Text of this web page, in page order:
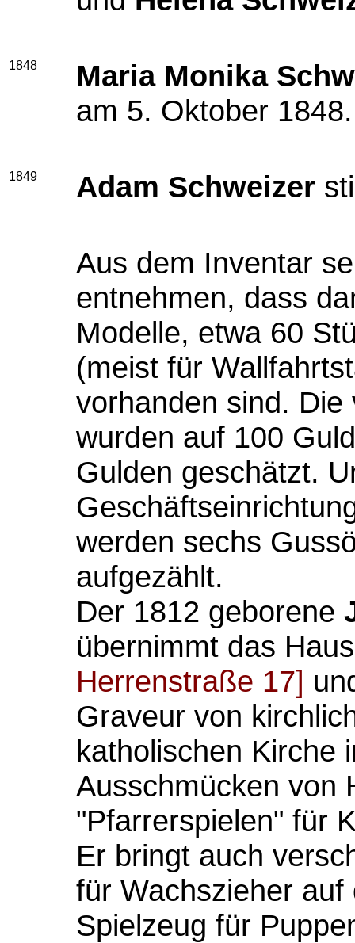
1848
Maria Monika
am 5. Oktober 1848.
1849 Adam Schweizer
Aus dem Inventar
entnehmen, dass
Modelle, etwa 60
(meist für
vorhanden sind.
wurden auf 100
Gulden geschätzt.
werden sechs
aufgezählt.
Der 1812 geborene
übernimmt das
Herrenstraße 17]
Graveur von
katholischen Kirche
Ausschmücken von
"Pfarrerspielen" für
Er bringt auch
für Wachszieher
Spielzeug für